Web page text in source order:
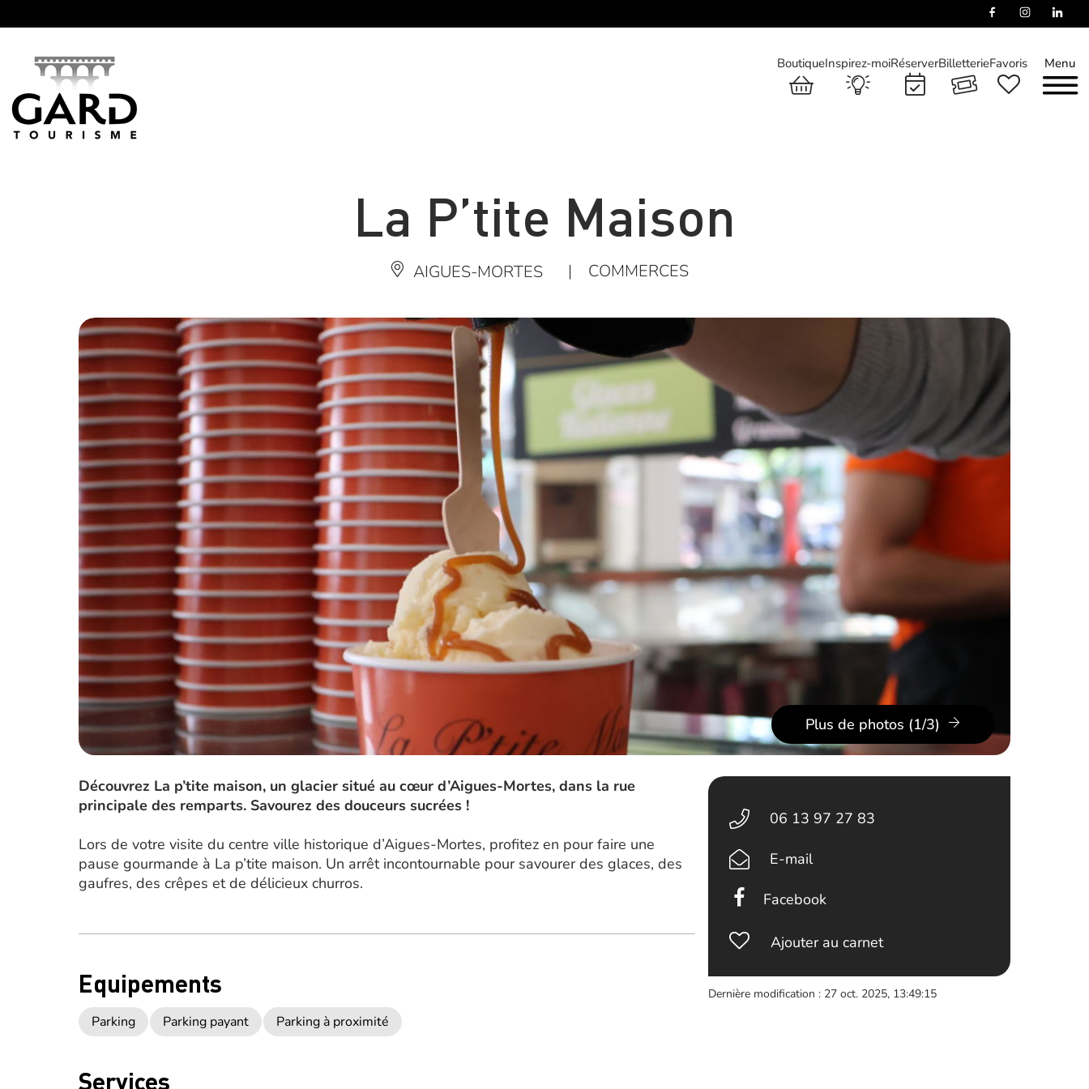
Menu
BoutiqueInspirez-moiRéserverBilletterieFavoris
La P’tite Maison
AIGUES-MORTES | COMMERCES
Plus de photos (1/3)
Découvrez La p’tite maison, un glacier situé au cœur d’Aigues-Mortes, dans la rue
principale des remparts. Savourez des douceurs sucrées !
Lors de votre visite du centre ville historique d’Aigues-Mortes, profitez en pour faire une
pause gourmande à La p’tite maison. Un arrêt incontournable pour savourer des glaces, des
gaufres, des crêpes et de délicieux churros.
Equipements
Parking Parking payant Parking à proximité
Services
06 13 97 27 83
E-mail
Facebook
Ajouter au carnet
Dernière modification : 27 oct. 2025, 13:49:15